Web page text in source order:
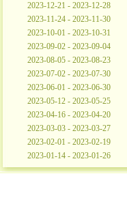
2023-12-21 - 2023-12-28
2023-11-24 - 2023-11-30
2023-10-01 - 2023-10-31
2023-09-02 - 2023-09-04
2023-08-05 - 2023-08-23
2023-07-02 - 2023-07-30
2023-06-01 - 2023-06-30
2023-05-12 - 2023-05-25
2023-04-16 - 2023-04-20
2023-03-03 - 2023-03-27
2023-02-01 - 2023-02-19
2023-01-14 - 2023-01-26